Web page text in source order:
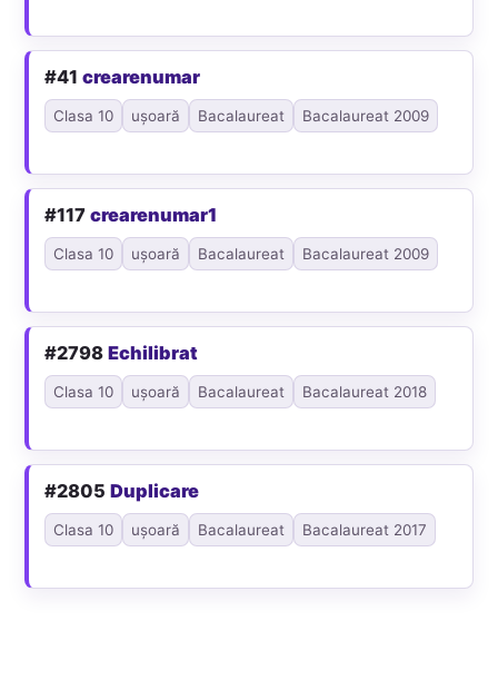
#41crearenumar
Clasa 10 ușoară Bacalaureat Bacalaureat 2009
#117crearenumar1
Clasa 10 ușoară Bacalaureat Bacalaureat 2009
#2798Echilibrat
Clasa 10 ușoară Bacalaureat Bacalaureat 2018
#2805Duplicare
Clasa 10 ușoară Bacalaureat Bacalaureat 2017